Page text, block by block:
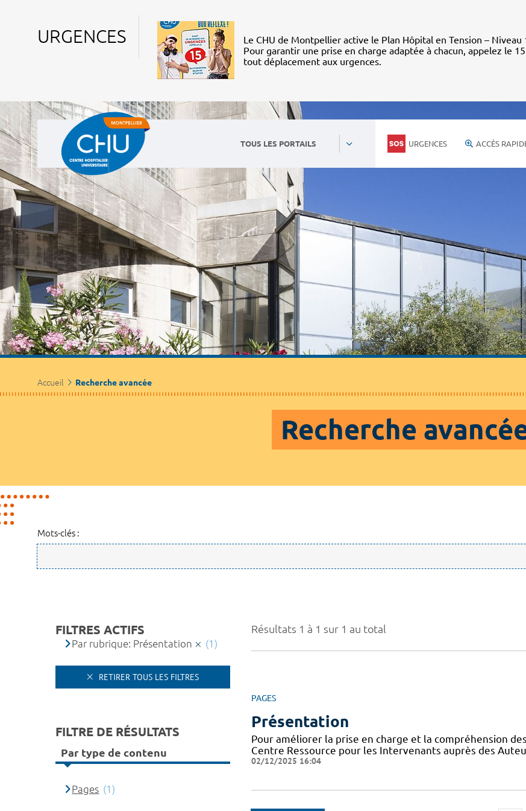
URGENCES
Le CHU de Montpellier active le Plan Hôpital en Tension – Niveau
Pour garantir une prise en charge adaptée à chacun, appelez le
tout déplacement aux urgences.
TOUS LES PORTAILS URGENCES ACCÈS
Accueil Recherche avancée
Recherche
Mots-clés :
Résultats 1 à 1 sur 1 au total
PAGES
Présentation
Pour améliorer la prise en charge et la compréhension
Centre Ressource pour les Intervenants auprès des
02/12/2025 16:04
FILTRES ACTIFS
Par rubrique: Présentation (1)
RETIRER TOUS LES FILTRES
FILTRE DE RÉSULTATS
Par type de contenu
Pages (1)